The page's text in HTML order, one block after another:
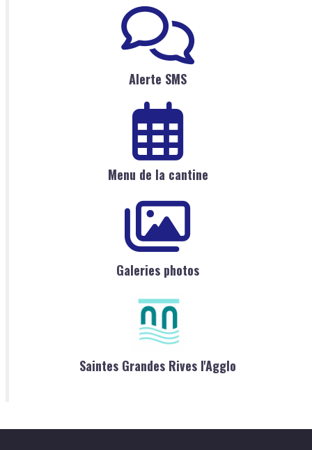
Alerte SMS
Menu de la cantine
Galeries photos
Saintes Grandes Rives l'Agglo